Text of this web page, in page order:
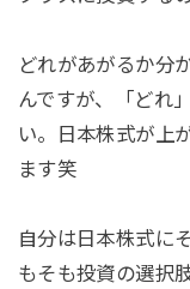
どれがあがるか分
んですが、「どれ
い。日本株式が上
ます笑
自分は日本株式に
もそも投資の選択